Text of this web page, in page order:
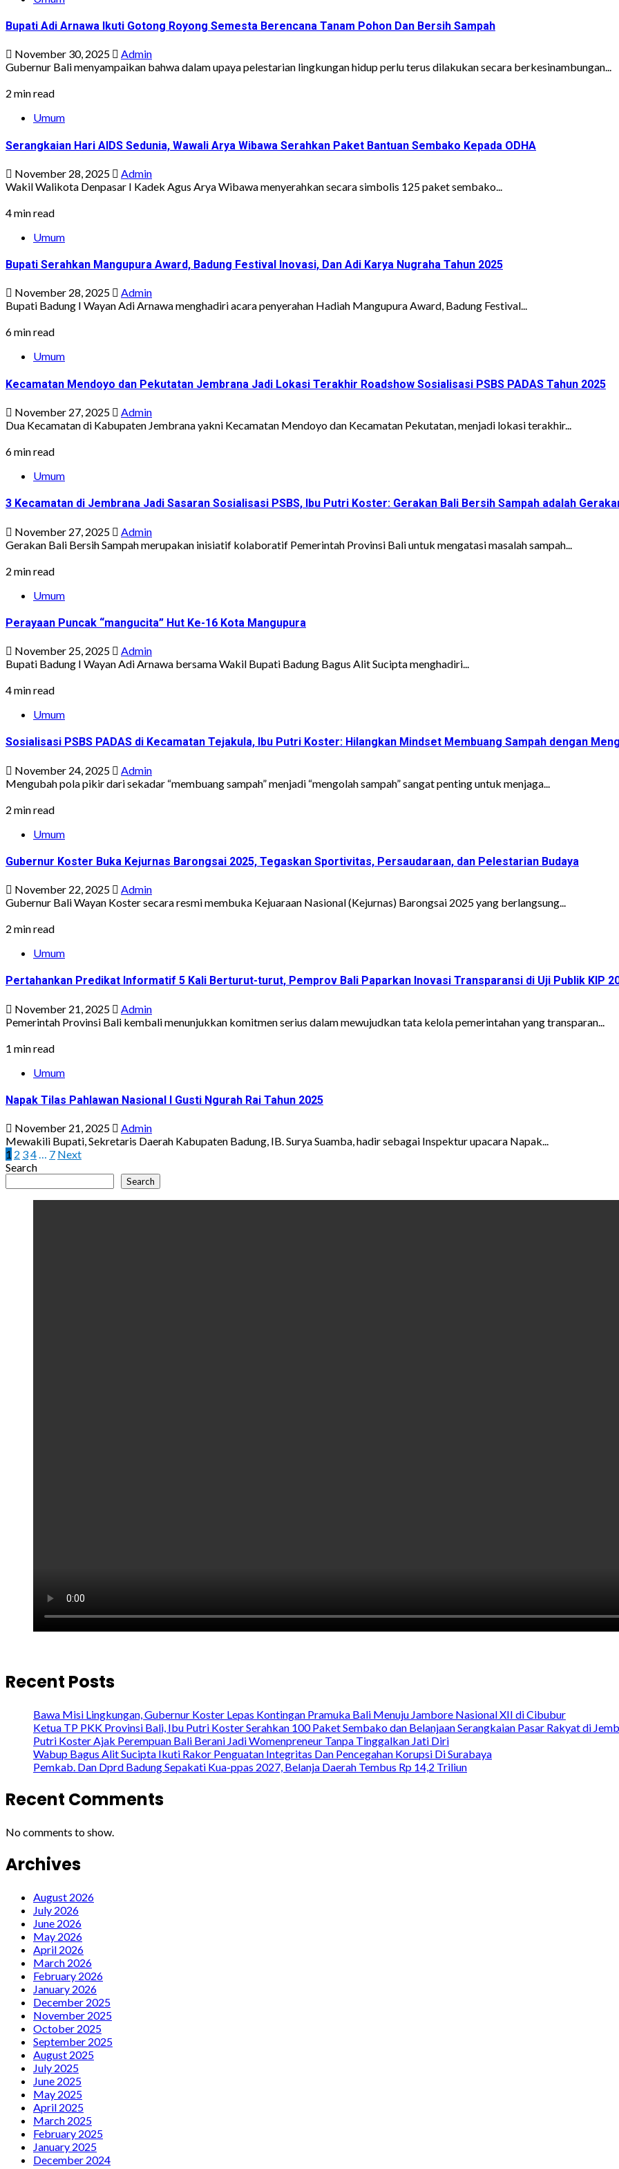
Bupati Adi Arnawa Ikuti Gotong Royong Semesta Berencana Tanam Pohon Dan Bersih Sampah
November 30, 2025
Admin
Gubernur Bali menyampaikan bahwa dalam upaya pelestarian lingkungan hidup perlu terus dilakukan secara berkesinambungan...
2 min read
Umum
Serangkaian Hari AIDS Sedunia, Wawali Arya Wibawa Serahkan Paket Bantuan Sembako Kepada ODHA
November 28, 2025
Admin
Wakil Walikota Denpasar I Kadek Agus Arya Wibawa menyerahkan secara simbolis 125 paket sembako...
4 min read
Umum
Bupati Serahkan Mangupura Award, Badung Festival Inovasi, Dan Adi Karya Nugraha Tahun 2025
November 28, 2025
Admin
Bupati Badung I Wayan Adi Arnawa menghadiri acara penyerahan Hadiah Mangupura Award, Badung Festival...
6 min read
Umum
Kecamatan Mendoyo dan Pekutatan Jembrana Jadi Lokasi Terakhir Roadshow Sosialisasi PSBS PADAS Tahun 2025
November 27, 2025
Admin
Dua Kecamatan di Kabupaten Jembrana yakni Kecamatan Mendoyo dan Kecamatan Pekutatan, menjadi lokasi terakhir...
6 min read
Umum
3 Kecamatan di Jembrana Jadi Sasaran Sosialisasi PSBS, Ibu Putri Koster: Gerakan Bali Bersih Sampah adalah
November 27, 2025
Admin
Gerakan Bali Bersih Sampah merupakan inisiatif kolaboratif Pemerintah Provinsi Bali untuk mengatasi masalah sampah...
2 min read
Umum
Perayaan Puncak “mangucita” Hut Ke-16 Kota Mangupura
November 25, 2025
Admin
Bupati Badung I Wayan Adi Arnawa bersama Wakil Bupati Badung Bagus Alit Sucipta menghadiri...
4 min read
Umum
Sosialisasi PSBS PADAS di Kecamatan Tejakula, Ibu Putri Koster: Hilangkan Mindset Membuang Sampah dengan
November 24, 2025
Admin
Mengubah pola pikir dari sekadar “membuang sampah” menjadi “mengolah sampah” sangat penting untuk menjaga...
2 min read
Umum
Gubernur Koster Buka Kejurnas Barongsai 2025, Tegaskan Sportivitas, Persaudaraan, dan Pelestarian Budaya
November 22, 2025
Admin
Gubernur Bali Wayan Koster secara resmi membuka Kejuaraan Nasional (Kejurnas) Barongsai 2025 yang berlangsung...
2 min read
Umum
Pertahankan Predikat Informatif 5 Kali Berturut-turut, Pemprov Bali Paparkan Inovasi Transparansi di Uji Publik KIP
November 21, 2025
Admin
Pemerintah Provinsi Bali kembali menunjukkan komitmen serius dalam mewujudkan tata kelola pemerintahan yang transparan...
1 min read
Umum
Napak Tilas Pahlawan Nasional I Gusti Ngurah Rai Tahun 2025
November 21, 2025
Admin
Mewakili Bupati, Sekretaris Daerah Kabupaten Badung, IB. Surya Suamba, hadir sebagai Inspektur upacara Napak...
Posts
pagination
1 2 34… 7 Next
Search
Search
Recent Posts
Bawa Misi Lingkungan, Gubernur Koster Lepas Kontingan Pramuka Bali Menuju Jambore Nasional XII di Cibubur
Ketua TP PKK Provinsi Bali, Ibu Putri Koster Serahkan 100 Paket Sembako dan Belanjaan Serangkaian Pasar Rakyat di
Putri Koster Ajak Perempuan Bali Berani Jadi Womenpreneur Tanpa Tinggalkan Jati Diri
Wabup Bagus Alit Sucipta Ikuti Rakor Penguatan Integritas Dan Pencegahan Korupsi Di Surabaya
Pemkab. Dan Dprd Badung Sepakati Kua-ppas 2027, Belanja Daerah Tembus Rp 14,2 Triliun
Recent Comments
No comments to show.
Archives
August 2026
July 2026
June 2026
May 2026
April 2026
March 2026
February 2026
January 2026
December 2025
November 2025
October 2025
September 2025
August 2025
July 2025
June 2025
May 2025
April 2025
March 2025
February 2025
January 2025
December 2024